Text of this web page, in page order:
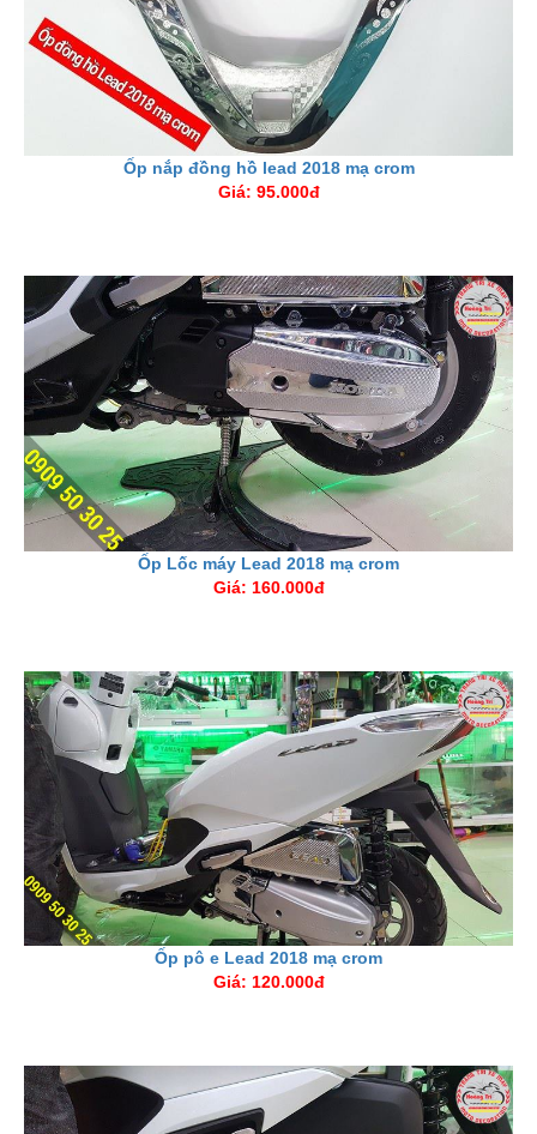
Ốp nắp đồng hồ lead 2018 mạ crom
Giá: 95.000đ
Ốp Lốc máy Lead 2018 mạ crom
Giá: 160.000đ
Ốp pô e Lead 2018 mạ crom
Giá: 120.000đ